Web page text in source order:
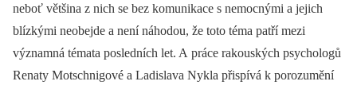
neboť většina z nich se bez komunikace s nemocnými a jejich
blízkými neobejde a není náhodou, že toto téma patří mezi
významná témata posledních let. A práce rakouských psychologů
Renaty Motschnigové a Ladislava Nykla přispívá k porozumění